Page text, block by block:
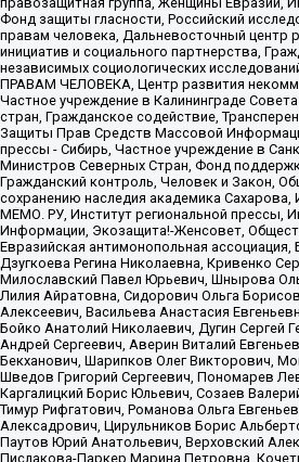
Фонд защиты гласности, Российский
правам человека, Дальневосточный центр
инициатив и социального партнерства,
независимых социологических
ПРАВАМ ЧЕЛОВЕКА, Центр развития
Частное учреждение в Калининграде
стран, Гражданское содействие,
Защиты Прав Средств Массовой
прессы - Сибирь, Частное учреждение в
Министров Северных Стран, Фонд
Гражданский контроль, Человек и Закон,
сохранению наследия академика
МЕМО. РУ, Институт региональной прессы,
Информации, Экозащита!-Женсовет,
Евразийская антимонопольная
Дзугкоева Регина Николаевна, Кривенко
Милославский Павел Юрьевич, Шнырова
Лилия Айратовна, Сидорович Ольга
Алексеевич, Васильева Анастасия
Бойко Анатолий Николаевич, Дугин Сергей
Андрей Сергеевич, Аверин Виталий
Бекханович, Шарипков Олег Викторович,
Шведов Григорий Сергеевич, Пономарев
Каргалицкий Борис Юльевич, Созаев
Тимур Рифгатович, Романова Ольга
Алексадрович, Цирульников Борис
Паутов Юрий Анатольевич, Верховский
Пислакова-Паркер Марина Петровна,